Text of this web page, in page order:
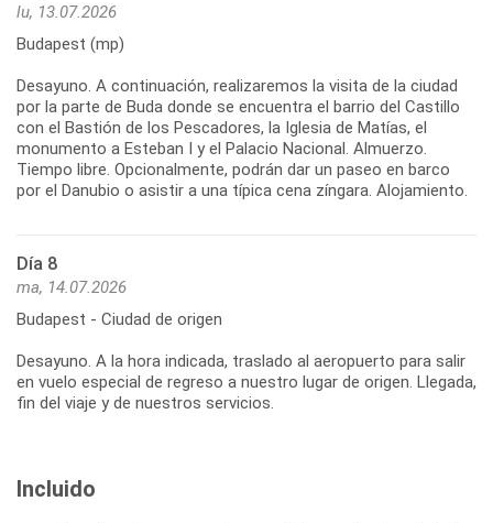
lu, 13.07.2026
Budapest (mp)
Desayuno. A continuación, realizaremos la visita de la ciudad
por la parte de Buda donde se encuentra el barrio del Castillo
con el Bastión de los Pescadores, la Iglesia de Matías, el
monumento a Esteban I y el Palacio Nacional. Almuerzo.
Tiempo libre. Opcionalmente, podrán dar un paseo en barco
por el Danubio o asistir a una típica cena zíngara. Alojamiento.
Día 8
ma, 14.07.2026
Budapest - Ciudad de origen
Desayuno. A la hora indicada, traslado al aeropuerto para salir
en vuelo especial de regreso a nuestro lugar de origen. Llegada,
fin del viaje y de nuestros servicios.
Incluido